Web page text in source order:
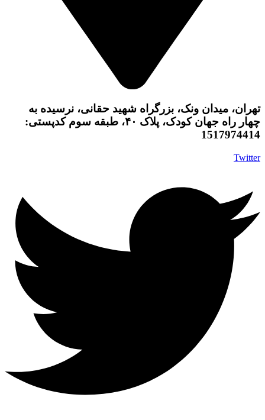
تهران، میدان ونک، بزرگراه شهید حقانی، نرسیده به
چهار راه جهان کودک، پلاک ۴۰، طبقه سوم کدپستی:
1517974414
Twitter